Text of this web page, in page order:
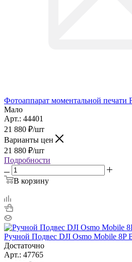
Фотоаппарат моментальной печати
Мало
Арт.: 44401
21 880 ₽/шт
Варианты цен
21 880 ₽/шт
Подробности
В корзину
Ручной Подвес DJI Osmo Mobile 8P
Достаточно
Арт.: 47765